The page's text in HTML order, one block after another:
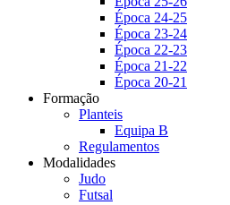
Época 24-25
Época 23-24
Época 22-23
Época 21-22
Época 20-21
Formação
Planteis
Equipa B
Regulamentos
Modalidades
Judo
Futsal